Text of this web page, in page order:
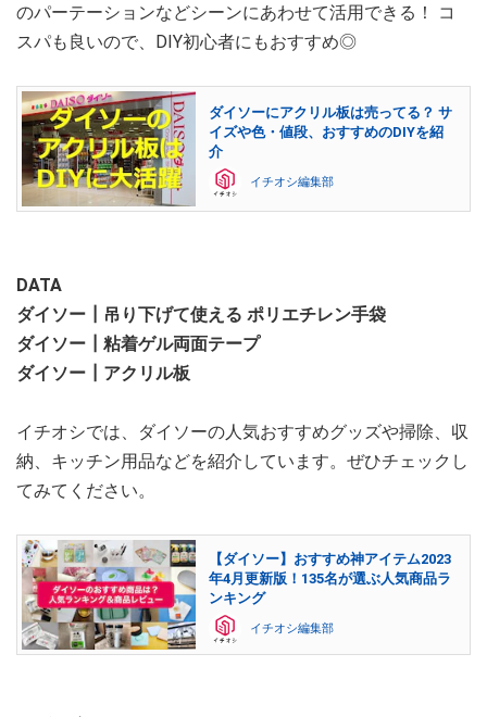
のパーテーションなどシーンにあわせて活用できる！ コ
スパも良いので、DIY初心者にもおすすめ◎
ダイソーにアクリル板は売ってる？ サ
イズや色・値段、おすすめのDIYを紹
介
イチオシ編集部
DATA
ダイソー┃吊り下げて使える ポリエチレン手袋
ダイソー┃粘着ゲル両面テープ
ダイソー┃アクリル板
イチオシでは、ダイソーの人気おすすめグッズや掃除、収
納、キッチン用品などを紹介しています。ぜひチェックし
てみてください。
【ダイソー】おすすめ神アイテム2023
年4月更新版！135名が選ぶ人気商品ラ
ンキング
イチオシ編集部